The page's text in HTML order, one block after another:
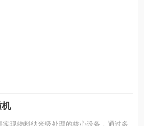
机
现物料纳米级处理的核心设备，通过多